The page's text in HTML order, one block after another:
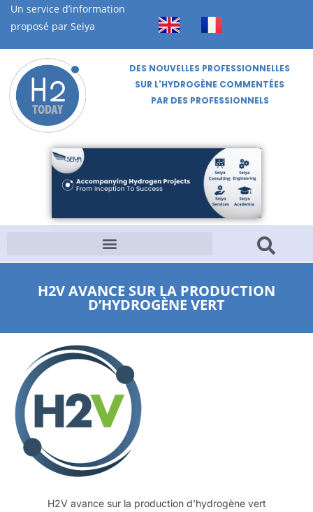
Un service d’information
proposé par Seiya
DES NOUVELLES PROFESSIONNELLES
SUR L'HYDROGÈNE COMMENTÉES
PAR DES PROFESSIONNELS
H2V AVANCE SUR LA PRODUCTION
D’HYDROGÈNE VERT
H2V avance sur la production d’hydrogène vert